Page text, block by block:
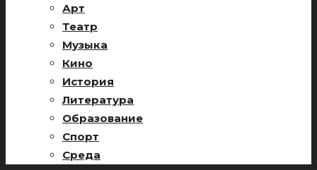
Арт
Театр
Музыка
Кино
История
Литература
Образование
Спорт
Среда